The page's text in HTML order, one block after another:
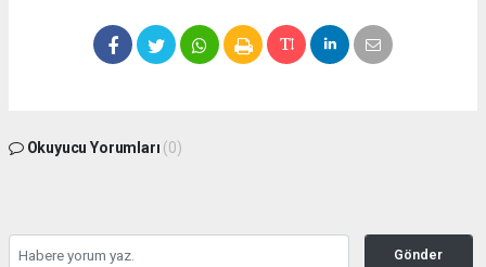
Okuyucu Yorumları (0)
Gönder